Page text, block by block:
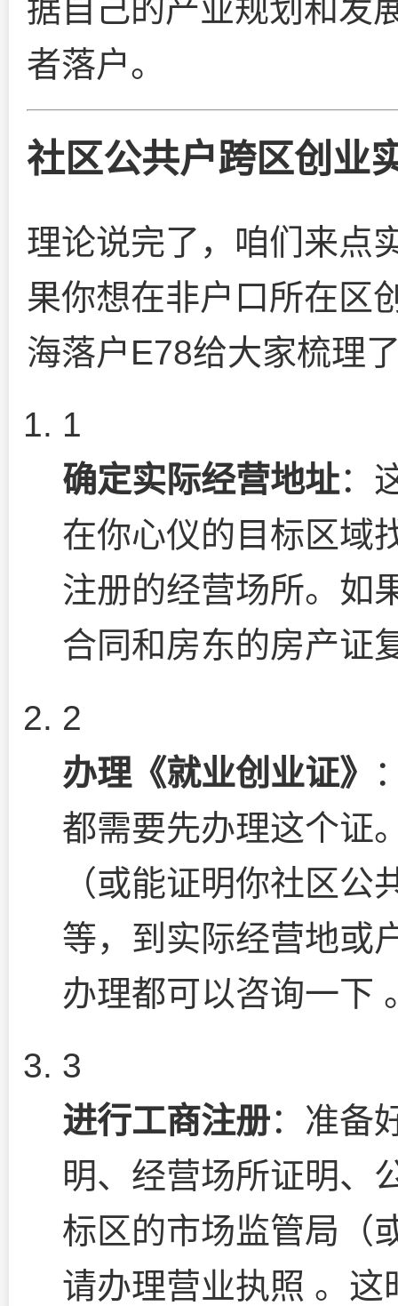
据自己的产业规划和发
者落户。
社区公共户跨区创业
理论说完了，咱们来点
果你想在非户口所在区
海落户E78给大家梳理
1
确定实际经营地址：
在你心仪的目标区域
注册的经营场所。如
合同和房东的房产证
2
办理《就业创业证》
都需要先办理这个证
（或能证明你社区
等，到实际经营地或
办理都可以咨询一下
3
进行工商注册：准备
明、经营场所证明、
标区的市场监管局（
请办理营业执照 。